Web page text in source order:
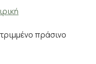
πράσινο